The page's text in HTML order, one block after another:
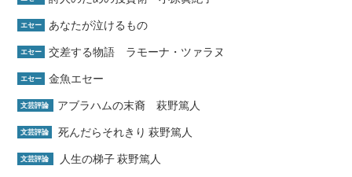
エセー あなたが泣けるもの
エセー 交差する物語 ラモーナ・ツァラヌ
エセー 金魚エセー
文芸評論 アブラハムの末裔 萩野篤人
文芸評論 死んだらそれきり 萩野篤人
文芸評論 人生の梯子 萩野篤人